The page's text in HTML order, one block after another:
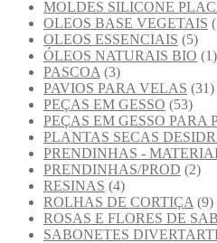
MOLDES SILICONE
OLEOS BASE VEGETAIS
OLEOS ESSENCIAIS (5)
ÓLEOS NATURAIS BIO (1)
PASCOA (3)
PAVIOS PARA VELAS (31)
PEÇAS EM GESSO (53)
PEÇAS EM GESSO PARA
PLANTAS SECAS
PRENDINHAS -
PRENDINHAS/PROD (2)
RESINAS (4)
ROLHAS DE CORTIÇA (9)
ROSAS E FLORES DE
SABONETES